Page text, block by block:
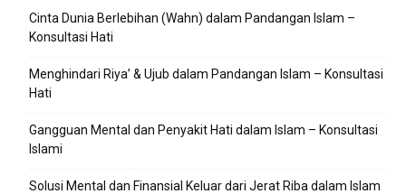
Cinta Dunia Berlebihan (Wahn) dalam Pandangan Islam –
Konsultasi Hati
Menghindari Riya’ & Ujub dalam Pandangan Islam – Konsultasi
Hati
Gangguan Mental dan Penyakit Hati dalam Islam – Konsultasi
Islami
Solusi Mental dan Finansial Keluar dari Jerat Riba dalam Islam